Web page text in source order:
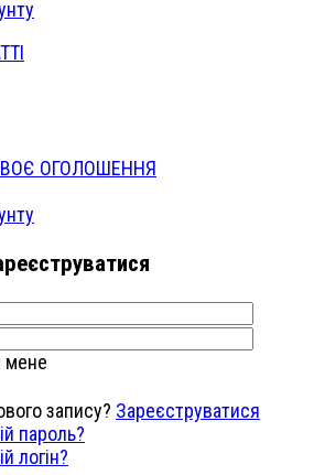
ОГОЛОШЕННЯ
мене
запису? Зареєструватися
пароль?
логін?